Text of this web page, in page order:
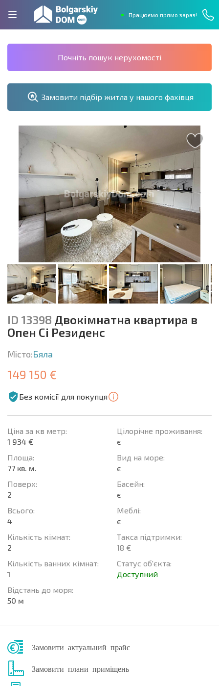
Працюємо прямо зараз!
Почніть пошук нерухомості
Замовити підбір житла у нашого фахівця
ID 13398 Двокімнатна квартира в
Опен Сі Резиденс
Місто:Бяла
149 150 €
Без комісії для покупця
Ціна за кв метр:
1 934 €
Площа:
77 кв. м.
Поверх:
2
Всього:
4
Кількість кімнат:
2
Кількість ванних кімнат:
1
Відстань до моря:
50 м
Цілорічне проживання:
є
Вид на море:
є
Баcейн:
є
Меблі:
є
Такса підтримки:
18 €
Статус об'єкта:
Доступний
Замовити актуальний прайс
Замовити плани приміщень